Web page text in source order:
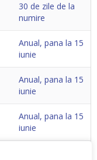
30 de zile de la
numire
Anual, pana la 15
iunie
Anual, pana la 15
iunie
Anual, pana la 15
iunie